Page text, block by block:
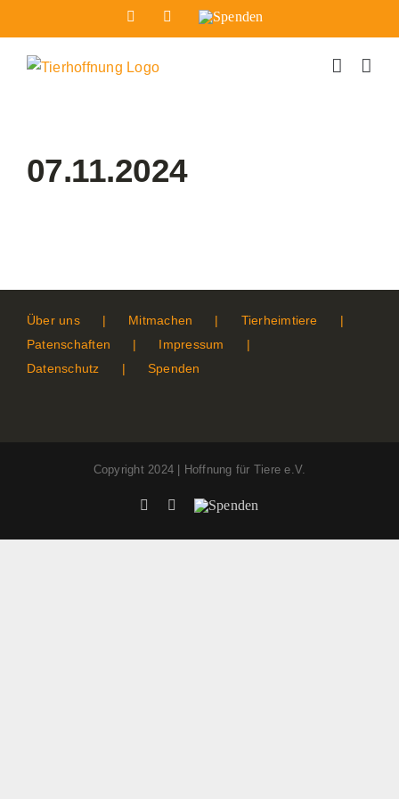
Inhalt
springen
FacebookInstagram
Spenden
07.11.2024
Über uns Mitmachen
Tierheimtiere
Patenschaften
Impressum
Datenschutz
Spenden
Copyright 2024 | Hoffnung für Tiere e.V.
FacebookInstagram
Spenden